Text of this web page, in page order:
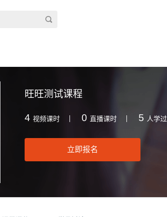
旺旺测试课程
4 视频课时 0 直播课时 5 人学过
立即报名